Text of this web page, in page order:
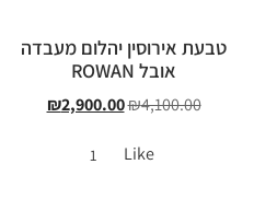
טבעת אירוסין יהלום מעבדה
אובל ROWAN
₪4,100.00
₪2,900.00
Like